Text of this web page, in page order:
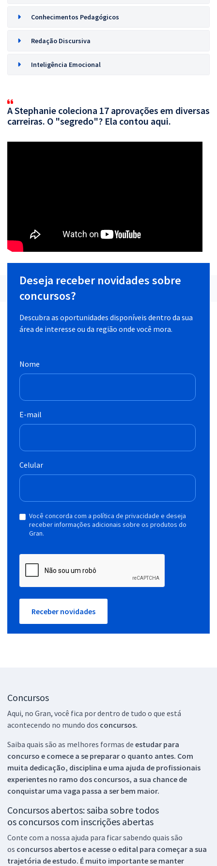
Conhecimentos Pedagógicos
Redação Discursiva
Inteligência Emocional
A Stephanie coleciona 17 aprovações em diversas
carreiras. O "segredo"? Ela contou aqui.
Deseja receber novidades sobre
concursos?
Descubra as oportunidades disponíveis dentro da sua
área de interesse ou da região onde você mora.
Nome
E-mail
Celular
Você concorda com a política de privacidade e deseja
receber informações adicionais sobre os produtos do
Gran.
Receber novidades
Concursos
Aqui, no Gran, você fica por dentro de tudo o que está
acontecendo no mundo dos concursos.
Saiba quais são as melhores formas de estudar para
concurso e comece a se preparar o quanto antes. Com
muita dedicação, disciplina e uma ajuda de profissionais
experientes no ramo dos concursos, a sua chance de
conquistar uma vaga passa a ser bem maior.
Concursos abertos: saiba sobre todos
os concursos com inscrições abertas
Conte com a nossa ajuda para ficar sabendo quais são
os concursos abertos e acesse o edital para começar a sua
trajetória de estudo. É muito importante se manter